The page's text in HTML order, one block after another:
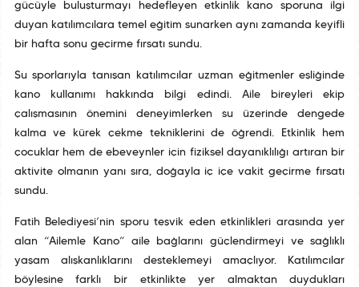
gücüyle buluşturmayı hedefleyen etkinlik kano sporuna ilgi
duyan katılımcılara temel eğitim sunarken aynı zamanda keyifli
bir hafta sonu geçirme fırsatı sundu.
Su sporlarıyla tanışan katılımcılar uzman eğitmenler eşliğinde
kano kullanımı hakkında bilgi edindi. Aile bireyleri ekip
çalışmasının önemini deneyimlerken su üzerinde dengede
kalma ve kürek çekme tekniklerini de öğrendi. Etkinlik hem
çocuklar hem de ebeveynler için fiziksel dayanıklılığı artıran bir
aktivite olmanın yanı sıra, doğayla iç içe vakit geçirme fırsatı
sundu.
Fatih Belediyesi’nin sporu teşvik eden etkinlikleri arasında yer
alan “Ailemle Kano” aile bağlarını güçlendirmeyi ve sağlıklı
yaşam alışkanlıklarını desteklemeyi amaçlıyor. Katılımcılar
böylesine farklı bir etkinlikte yer almaktan duydukları